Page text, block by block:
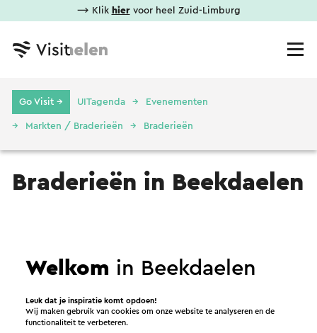
⟶ Klik hiervoor heel Zuid-Limburg
Go Visit → UITagenda Evenementen
Markten / Braderieën Braderieën
Braderieën in Beekdaelen
Welkom in Beekdaelen
Leuk dat je inspiratie komt opdoen!
Wij maken gebruik van cookies om onze website te analyseren en de
functionaliteit te verbeteren.